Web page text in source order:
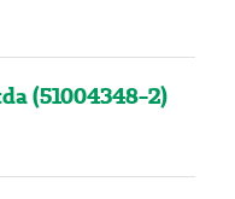
(51004348-2)